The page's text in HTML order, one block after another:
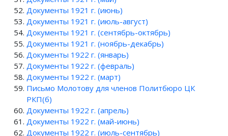
Документы 1921 г. (июнь)
Документы 1921 г. (июль-август)
Документы 1921 г. (сентябрь-октябрь)
Документы 1921 г. (ноябрь-декабрь)
Документы 1922 г. (январь)
Документы 1922 г. (февраль)
Документы 1922 г. (март)
Письмо Молотову для членов Политбюро ЦК
РКП(б)
Документы 1922 г. (апрель)
Документы 1922 г. (май-июнь)
Документы 1922 г. (июль-сентябрь)